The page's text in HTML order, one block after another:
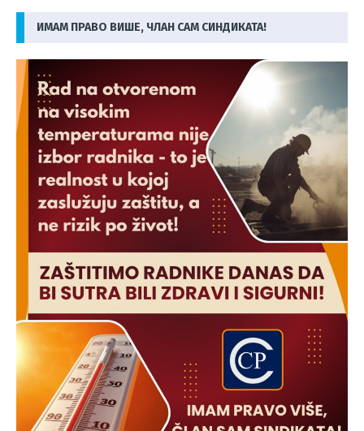
ИМАМ ПРАВО ВИШЕ, ЧЛАН САМ СИНДИКАТА!